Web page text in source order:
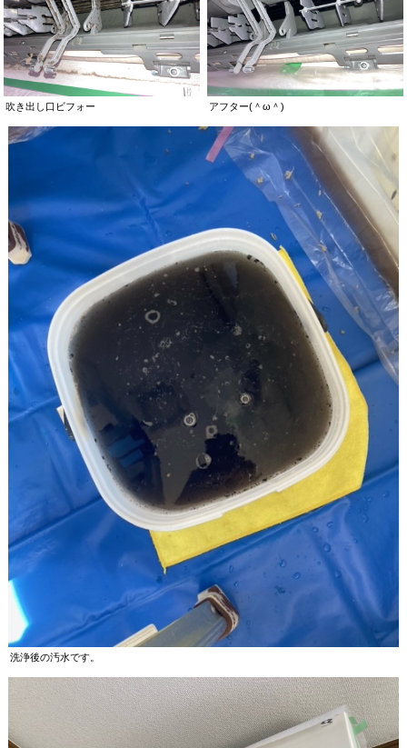
吹き出し口ビフォー アフター(＾ω＾)
洗浄後の汚水です。